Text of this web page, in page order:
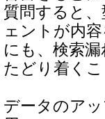
質問すると
ェントが内
にも、検索
たどり着くこ
データのア